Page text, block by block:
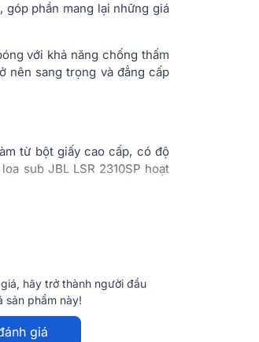
phần mang lại những giá
với khả năng chống thấm
nên sang trọng và đẳng cấp
từ bột giấy cao cấp, có độ
sub JBL LSR 2310SP hoạt
– 120Hz, cho người dùng
nhạc mạnh như dance,
của kênh LFE (hiệu ứng tần
nhạc, karaoke cực hay
hãy trở thành người đầu
sản phẩm này!
giá